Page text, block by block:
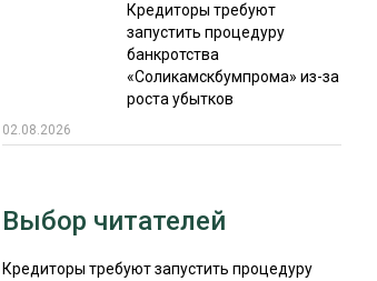
Кредиторы требуют
запустить процедуру
банкротства
«Соликамскбумпрома» из-за
роста убытков
02.08.2026
Выбор читателей
Кредиторы требуют запустить процедуру